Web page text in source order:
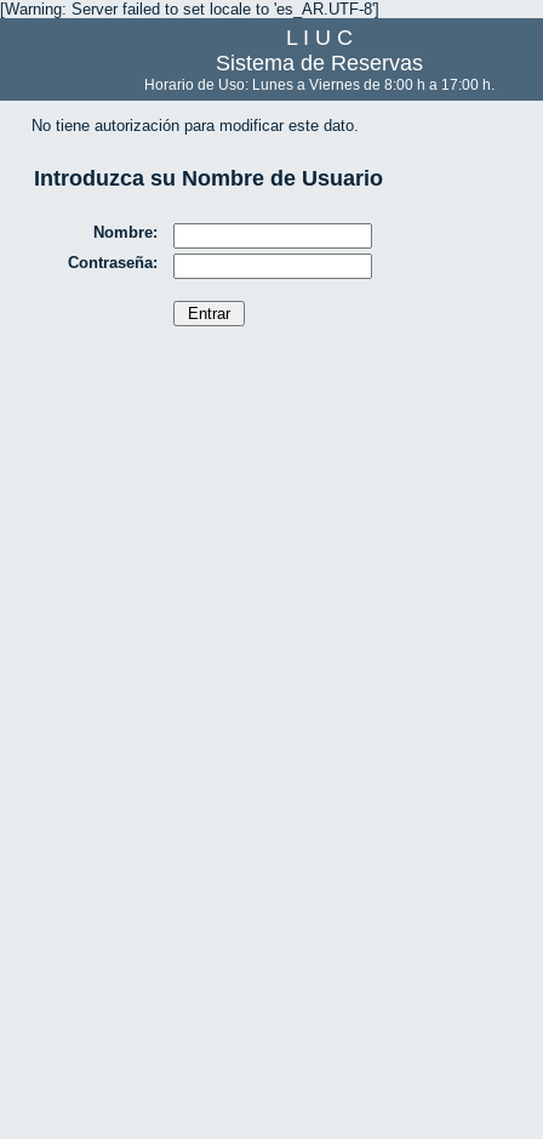
[Warning: Server failed to set locale to 'es_AR.UTF-8']
L I U C
Sistema de Reservas
Horario de Uso: Lunes a Viernes de 8:00 h a 17:00 h.
No tiene autorización para modificar este dato.
Introduzca su Nombre de Usuario
Nombre:
Contraseña: